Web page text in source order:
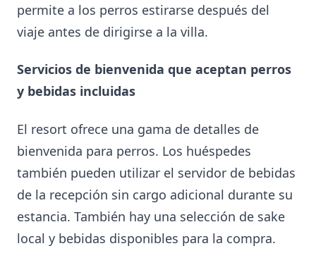
permite a los perros estirarse después del
viaje antes de dirigirse a la villa.
Servicios de bienvenida que aceptan perros
y bebidas incluidas
El resort ofrece una gama de detalles de
bienvenida para perros. Los huéspedes
también pueden utilizar el servidor de bebidas
de la recepción sin cargo adicional durante su
estancia. También hay una selección de sake
local y bebidas disponibles para la compra.